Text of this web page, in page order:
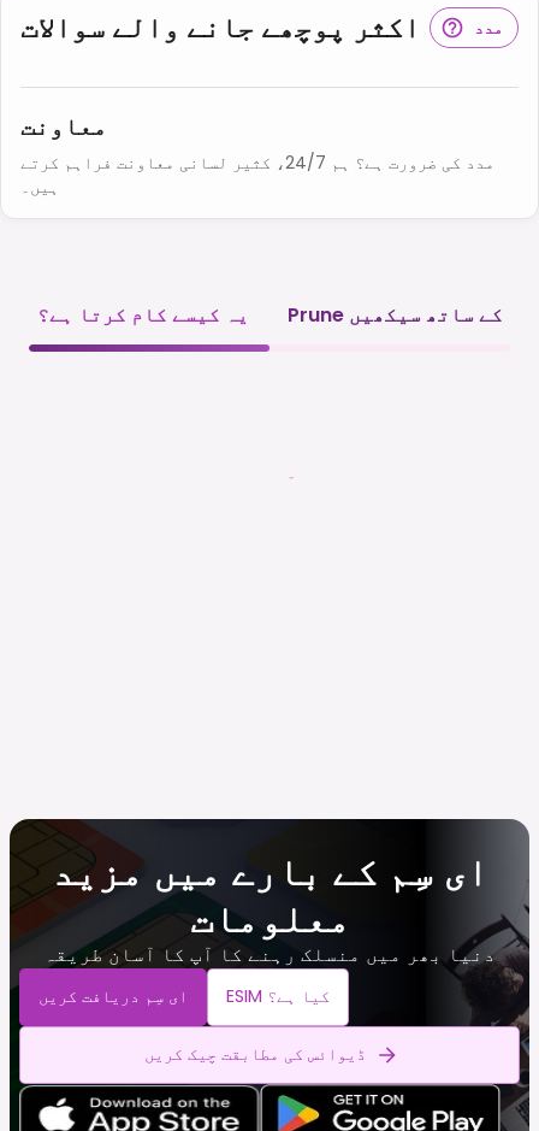
اکثر پوچھے جانے والے سوالات مدد
معاونت
مدد کی ضرورت ہے؟ ہم 24/7، کثیر لسانی معاونت فراہم کرتے
ہیں۔
یہ کیسے کام کرتا ہے؟ Prune کے ساتھ سیکھیں
ای سِم کے بارے میں مزید
معلومات
دنیا بھر میں منسلک رہنے کا آپ کا آسان طریقہ
ای سِم دریافت کریں ESIM کیا ہے؟
ڈیوائس کی مطابقت چیک کریں